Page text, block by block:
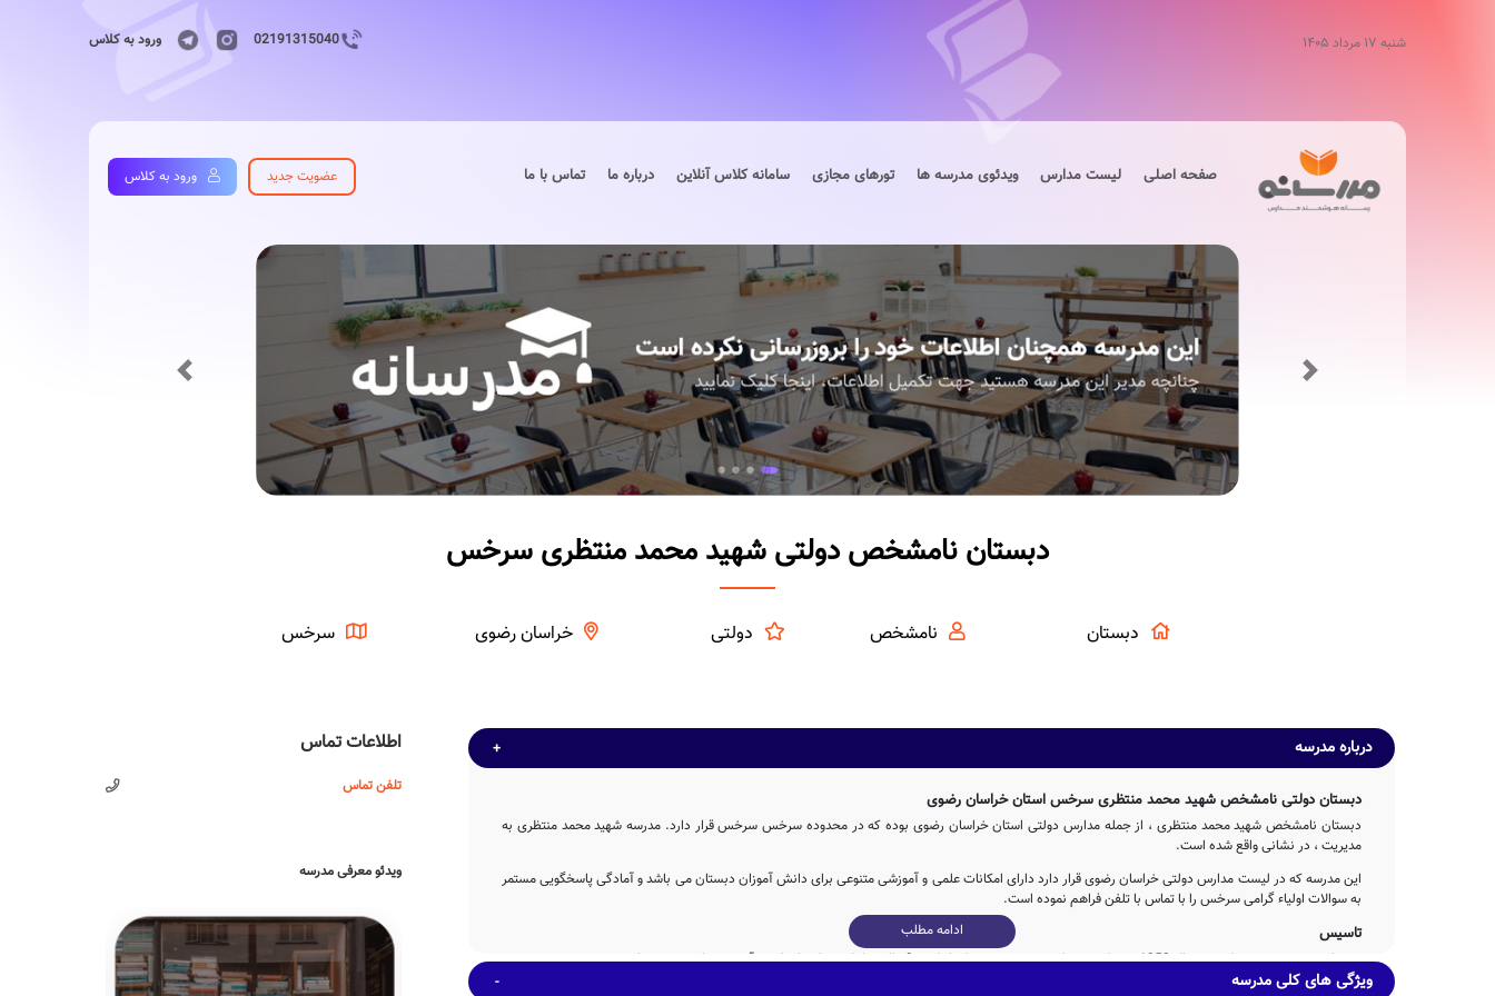
شنبه ۱۷ مرداد ۱۴۰۵ 02191315040 ورود به کلاس
صفحه اصلی لیست مدارس ویدئوی مدرسه ها تورهای مجازی سامانه کلاس آنلاین درباره ما تماس با ما عضویت جدید ورود به کلاس
Previous Next
دبستان نامشخص دولتی شهید محمد منتظری سرخس
دبستان نامشخص دولتی خراسان رضوی سرخس
اطلاعات تماس
تلفن تماس
ویدئو معرفی مدرسه
درباره مدرسه
دبستان دولتی نامشخص شهید محمد منتظری سرخس استان خراسان رضوی
دبستان نامشخص شهید محمد منتظری ، از جمله مدارس دولتی استان خراسان رضوی بوده که در محدوده سرخس سرخس قرار دارد. مدرسه شهید محمد منتظری به
مدیریت ، در نشانی واقع شده است.
این مدرسه که در لیست مدارس دولتی خراسان رضوی قرار دارد دارای امکانات علمی و آموزشی متنوعی برای دانش آموزان دبستان می باشد و آمادگی پاسخگویی مستمر
به سوالات اولیاء گرامی سرخس را با تماس با تلفن فراهم نموده است.
تاسیس
دبستان شهید محمد منتظری در سال 1352 توسط جمعی از خیرین مدرسه ساز با تلاش 3ساله عوامل مختلف اجرایی و آموزشی تاسیس شده است.
ادامه مطلب
ویژگی های کلی مدرسه